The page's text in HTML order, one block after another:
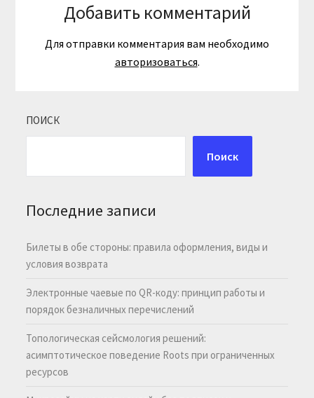
Добавить комментарий
Для отправки комментария вам необходимо
авторизоваться.
ПОИСК
Поиск
Последние записи
Билеты в обе стороны: правила оформления, виды и
условия возврата
Электронные чаевые по QR-коду: принцип работы и
порядок безналичных перечислений
Топологическая сейсмология решений:
асимптотическое поведение Roots при ограниченных
ресурсов